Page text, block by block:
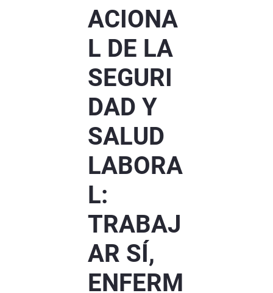
ACIONA
L DE LA
SEGURI
DAD Y
SALUD
LABORA
L:
TRABAJ
AR SÍ,
ENFERM